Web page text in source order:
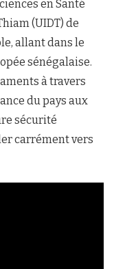
en Santé
(UIDT) de
allant dans le
sénégalaise.
à travers
du pays aux
sécurité
carrément vers